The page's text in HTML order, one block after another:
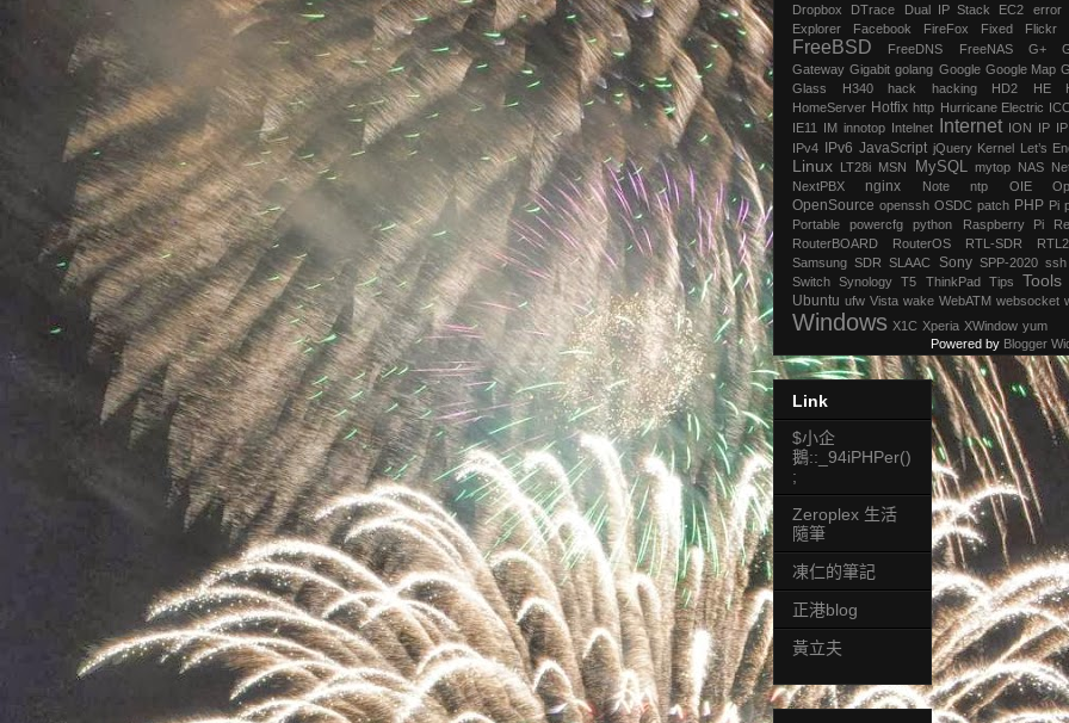
Dropbox
DTrace Dual IP Stack EC2
error
Explorer
Facebook FireFox Fixed Flickr
FreeBSD FreeDNS FreeNAS G+
Gateway Gigabit golang Google Google Map
Glass
H340 hack hacking HD2 HE
HomeServer Hotfix http Hurricane Electric
IE11
IM innotop Intelnet Internet ION IP
IPv4
IPv6 JavaScript jQuery Kernel Let’s
Linux LT28i MSN MySQL mytop NAS
NextPBX
nginx Note ntp OIE
OpenSource openssh OSDC patch PHP Pi
Portable
powercfg python Raspberry Pi
RouterBOARD
RouterOS RTL-SDR
Samsung SDR SLAAC Sony SPP-2020 ssh
Switch Synology T5 ThinkPad Tips Tools
Ubuntu ufw Vista wake WebATM websocket
Windows X1C Xperia XWindow yum
Powered by Blogger
Link
$小企
鵝::_94iPHPer()
;
Zeroplex 生活
隨筆
凍仁的筆記
正港blog
黃立夫